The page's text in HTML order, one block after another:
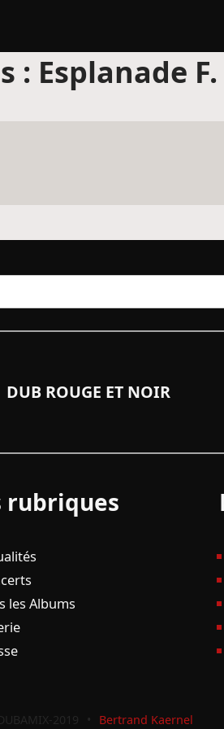
: Esplanade
DUB ROUGE ET NOIR
rubriques
les Albums
2019 • Bertrand Kaernel